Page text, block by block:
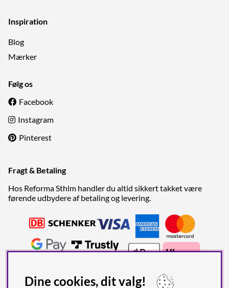
Inspiration
Blog
Mærker
Følg os
Facebook
Instagram
Pinterest
Fragt & Betaling
Hos Reforma Sthlm handler du altid sikkert takket være
førende udbydere af betaling og levering.
Dine cookies, dit valg!